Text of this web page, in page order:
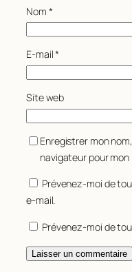
Nom *
E-mail*
Site web
Enregistrer mon
navigateur pour
Prévenez-moi de
e-mail.
Prévenez-moi de